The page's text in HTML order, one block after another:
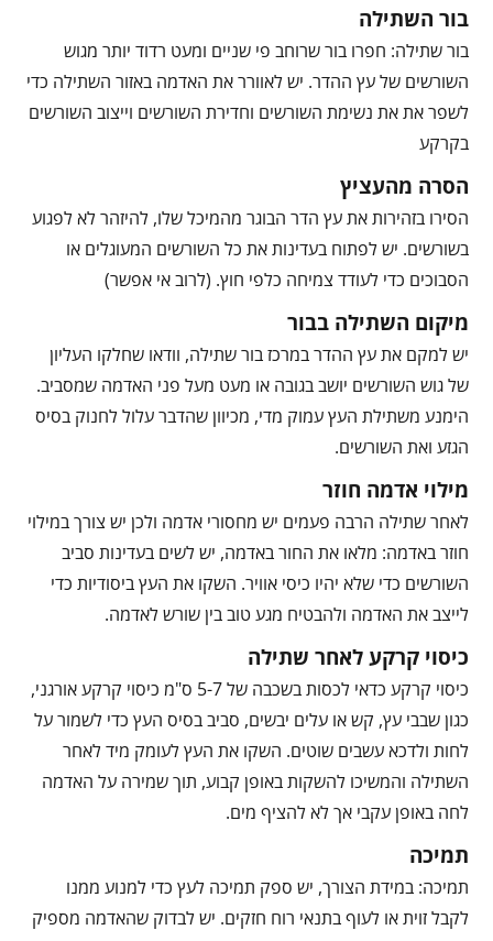
בור השתילה
בור שתילה: חפרו בור שרוחב פי שניים ומעט רדוד יותר מגוש
השורשים של עץ ההדר. יש לאוורר את האדמה באזור השתילה כדי
לשפר את את נשימת השורשים וחדירת השורשים וייצוב השורשים
בקרקע
הסרה מהעציץ
הסירו בזהירות את עץ הדר הבוגר מהמיכל שלו, להיזהר לא לפגוע
בשורשים. יש לפתוח בעדינות את כל השורשים המעוגלים או
הסבוכים כדי לעודד צמיחה כלפי חוץ. (לרוב אי אפשר)
מיקום השתילה בבור
יש למקם את עץ ההדר במרכז בור שתילה, וודאו שחלקו העליון
של גוש השורשים יושב בגובה או מעט מעל פני האדמה שמסביב.
הימנע משתילת העץ עמוק מדי, מכיוון שהדבר עלול לחנוק בסיס
הגזע ואת השורשים.
מילוי אדמה חוזר
לאחר שתילה הרבה פעמים יש מחסורי אדמה ולכן יש צורך במילוי
חוזר באדמה: מלאו את החור באדמה, יש לשים בעדינות סביב
השורשים כדי שלא יהיו כיסי אוויר. השקו את העץ ביסודיות כדי
לייצב את האדמה ולהבטיח מגע טוב בין שורש לאדמה.
כיסוי קרקע לאחר שתילה
כיסוי קרקע כדאי לכסות בשכבה של 5-7 ס"מ כיסוי קרקע אורגני,
כגון שבבי עץ, קש או עלים יבשים, סביב בסיס העץ כדי לשמור על
לחות ולדכא עשבים שוטים. השקו את העץ לעומק מיד לאחר
השתילה והמשיכו להשקות באופן קבוע, תוך שמירה על האדמה
לחה באופן עקבי אך לא להציף מים.
תמיכה
תמיכה: במידת הצורך, יש ספק תמיכה לעץ כדי למנוע ממנו
לקבל זוית או לעוף בתנאי רוח חזקים. יש לבדוק שהאדמה מספיק